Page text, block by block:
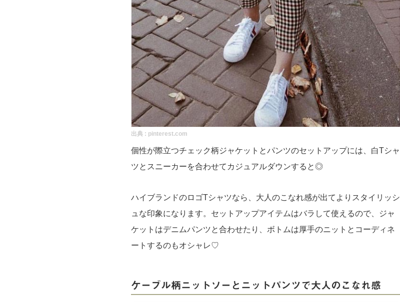
出典 : pinterest.com
個性が際立つチェック柄ジャケットとパンツのセットアップには、白Tシャ
ツとスニーカーを合わせてカジュアルダウンすると◎
ハイブランドのロゴTシャツなら、大人のこなれ感が出てよりスタイリッシ
ュな印象になります。セットアップアイテムはバラして使えるので、ジャ
ケットはデニムパンツと合わせたり、ボトムは厚手のニットとコーディネ
ートするのもオシャレ♡
ケーブル柄ニットソーとニットパンツで大人のこなれ感